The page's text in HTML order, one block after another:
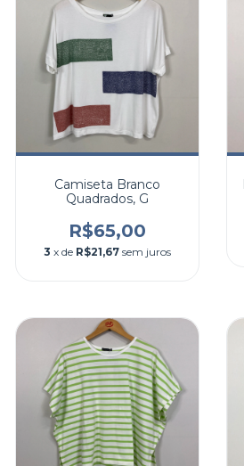
Camiseta Branco
Quadrados, G
R$65,00
3 x de R$21,67 sem juros